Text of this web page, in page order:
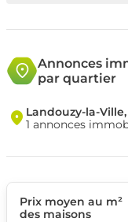
Annonces
par quartier
Landouzy-la-
1 annonces
Prix moyen au m²
des maisons